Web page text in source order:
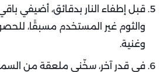
قبل إطفاء النار بدقائق، أضيفي
والثوم غير المستخدم مسبقًا،
وغنية.
في قدر آخر، سخّني ملعقة من